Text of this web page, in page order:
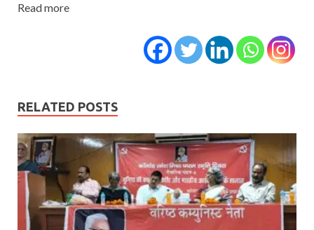
Read more
RELATED POSTS